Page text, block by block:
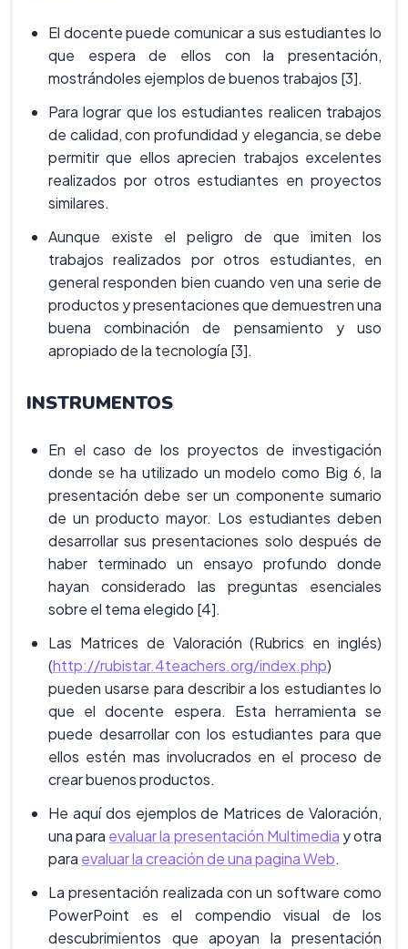
El docente puede comunicar a sus estudiantes lo
que espera de ellos con la presentación,
mostrándoles ejemplos de buenos trabajos [3].
Para lograr que los estudiantes realicen trabajos
de calidad, con profundidad y elegancia, se debe
permitir que ellos aprecien trabajos excelentes
realizados por otros estudiantes en proyectos
similares.
Aunque existe el peligro de que imiten los
trabajos realizados por otros estudiantes, en
general responden bien cuando ven una serie de
productos y presentaciones que demuestren una
buena combinación de pensamiento y uso
apropiado de la tecnología [3].
INSTRUMENTOS
En el caso de los proyectos de investigación
donde se ha utilizado un modelo como Big 6, la
presentación debe ser un componente sumario
de un producto mayor. Los estudiantes deben
desarrollar sus presentaciones solo después de
haber terminado un ensayo profundo donde
hayan considerado las preguntas esenciales
sobre el tema elegido [4].
Las Matrices de Valoración (Rubrics en inglés)
(http://rubistar.4teachers.org/index.php)
pueden usarse para describir a los estudiantes lo
que el docente espera. Esta herramienta se
puede desarrollar con los estudiantes para que
ellos estén mas involucrados en el proceso de
crear buenos productos.
He aquí dos ejemplos de Matrices de Valoración,
una para evaluar la presentación Multimedia y otra
para evaluar la creación de una pagina Web.
La presentación realizada con un software como
PowerPoint es el compendio visual de los
descubrimientos que apoyan la presentación